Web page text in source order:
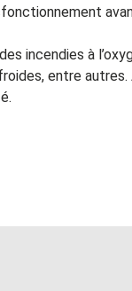
incendies à
entre autres.